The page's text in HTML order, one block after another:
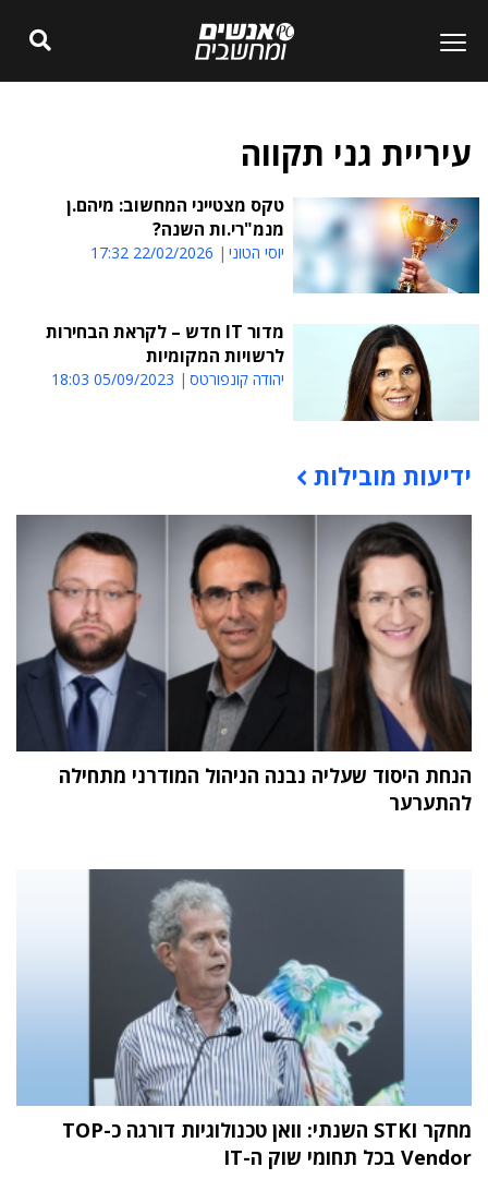
עיריית גני תקווה
טקס מצטייני המחשוב: מיהם.ן
מנמ"רי.ות השנה?
יוסי הטוני 22/02/2026 17:32
מדור IT חדש – לקראת הבחירות
לרשויות המקומיות
יהודה קונפורטס 05/09/2023 18:03
תוכן פרסומי
ידיעות מובילות
הנחת היסוד שעליה נבנה הניהול המודרני מתחילה
להתערער
מחקר STKI השנתי: וואן טכנולוגיות דורגה כ-TOP
Vendor בכל תחומי שוק ה-IT